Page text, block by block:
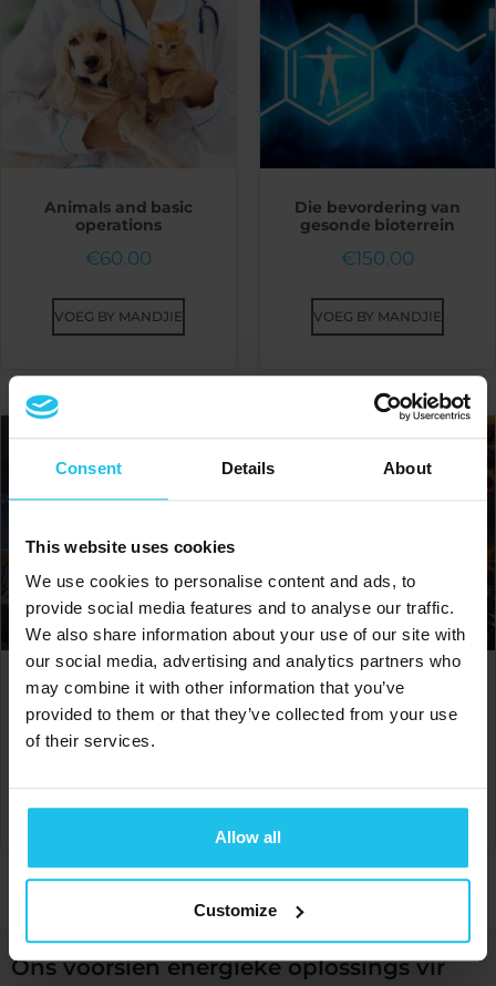
Consent Details About
This website uses cookies
We use cookies to personalise content and ads, to
provide social media features and to analyse our traffic.
We also share information about your use of our site with
our social media, advertising and analytics partners who
may combine it with other information that you’ve
provided to them or that they’ve collected from your use
of their services.
Allow all
Customize
Animals and basic
operations
€60.00
VOEG BY MANDJIE
Die bevordering van
gesonde bioterrein
€150.00
VOEG BY MANDJIE
Dermflora: Dysbiose
€ 150.00
Holistiese terapie van
verskillende siektes
Ons voorsien energieke oplossings vir